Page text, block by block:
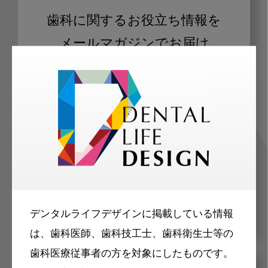
デンタルライフデザインに掲載している情報
は、歯科医師、歯科技工士、歯科衛生士等の
歯科医療従事者の方を対象にしたものです。
歯科に関するお役立ち情報を
メールマガジンでお届け
ご登録いただいた職種（歯科医師、歯
科衛生士、歯科技工士）に合わせた内
容のメールマガジンをお届けします。